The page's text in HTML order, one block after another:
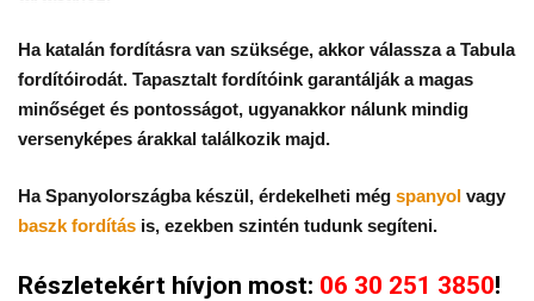
Ha katalán fordításra van szüksége, akkor válassza a Tabula
fordítóirodát. Tapasztalt fordítóink garantálják a magas
minőséget és pontosságot, ugyanakkor nálunk mindig
versenyképes árakkal találkozik majd.
Ha Spanyolországba készül, érdekelheti még spanyol vagy
baszk fordítás is, ezekben szintén tudunk segíteni.
Részletekért hívjon most: 06 30 251 3850!